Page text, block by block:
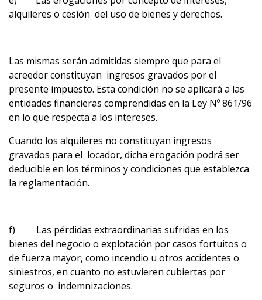
alquileres o cesión del uso de bienes y derechos.
Las mismas serán admitidas siempre que para el
acreedor constituyan ingresos gravados por el
presente impuesto. Esta condición no se aplicará a las
entidades financieras comprendidas en la Ley Nº 861/96
en lo que respecta a los intereses.
Cuando los alquileres no constituyan ingresos
gravados para el locador, dicha erogación podrá ser
deducible en los términos y condiciones que establezca
la reglamentación.
f) Las pérdidas extraordinarias sufridas en los
bienes del negocio o explotación por casos fortuitos o
de fuerza mayor, como incendio u otros accidentes o
siniestros, en cuanto no estuvieren cubiertas por
seguros o indemnizaciones.